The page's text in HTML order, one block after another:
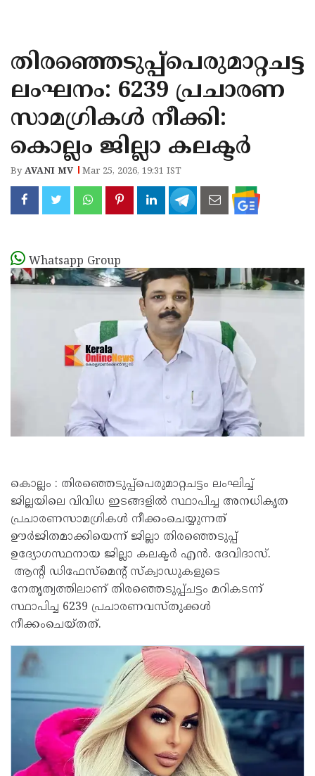
KANNUR
KASARAGOD
തിരഞ്ഞെടുപ്പ്‌പെരുമാറ്റചട്ട
ലംഘനം: 6239 പ്രചാരണ
സാമഗ്രികൾ നീക്കി:
കൊല്ലം ജില്ലാ കലക്ടർ
ByAVANI MV Mar 25, 2026, 19:31 IST
Whatsapp Group
കൊല്ലം : തിരഞ്ഞെടുപ്പ്‌പെരുമാറ്റചട്ടം ലംഘിച്ച്
ജില്ലയിലെ വിവിധ ഇടങ്ങളിൽ സ്ഥാപിച്ച അനധികൃത
പ്രചാരണസാമഗ്രികൾ നീക്കംചെയ്യുന്നത്
ഊർജിതമാക്കിയെന്ന് ജില്ലാ തിരഞ്ഞെടുപ്പ്
ഉദ്യോഗസ്ഥനായ ജില്ലാ കലക്ടർ എൻ. ദേവിദാസ്.
ആന്റി ഡിഫേസ്‌മെന്റ് സ്‌ക്വാഡുകളുടെ
നേതൃത്വത്തിലാണ് തിരഞ്ഞെടുപ്പ്ചട്ടം മറികടന്ന്
സ്ഥാപിച്ച 6239 പ്രചാരണവസ്തുക്കൾ
നീക്കംചെയ്തത്.